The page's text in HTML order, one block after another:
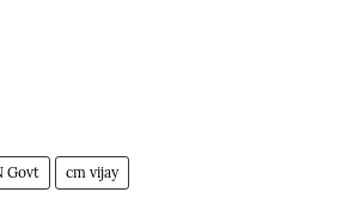
Govt cm vijay